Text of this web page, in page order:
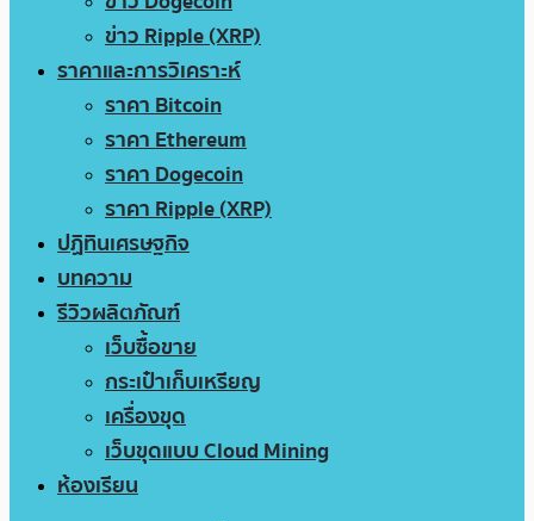
ข่าว Ripple (XRP)
ราคาและการวิเคราะห์
ราคา Bitcoin
ราคา Ethereum
ราคา Dogecoin
ราคา Ripple (XRP)
ปฏิทินเศรษฐกิจ
บทความ
รีวิวผลิตภัณฑ์
เว็บซื้อขาย
กระเป๋าเก็บเหรียญ
เครื่องขุด
เว็บขุดแบบ Cloud Mining
ห้องเรียน